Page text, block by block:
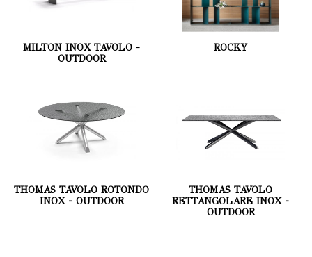
MILTON INOX TAVOLO -
OUTDOOR
ROCKY
THOMAS TAVOLO ROTONDO
INOX - OUTDOOR
THOMAS TAVOLO
RETTANGOLARE INOX -
OUTDOOR